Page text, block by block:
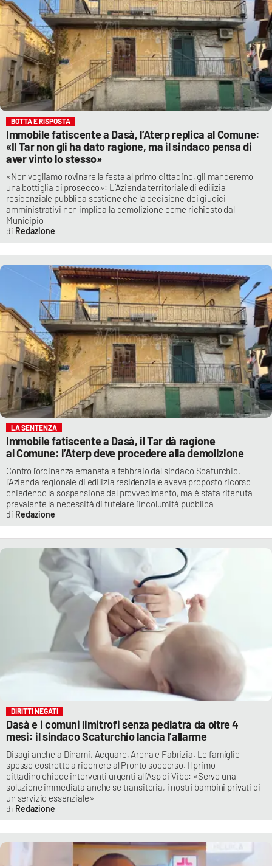
BOTTA E RISPOSTA
Immobile fatiscente a Dasà, l’Aterp replica al Comune:
«Il Tar non gli ha dato ragione, ma il sindaco pensa di
aver vinto lo stesso»
«Non vogliamo rovinare la festa al primo cittadino, gli manderemo
una bottiglia di prosecco»: L’Azienda territoriale di edilizia
residenziale pubblica sostiene che la decisione dei giudici
amministrativi non implica la demolizione come richiesto dal
Municipio
Redazione
LA SENTENZA
Immobile fatiscente a Dasà, il Tar dà ragione
al Comune: l’Aterp deve procedere alla demolizione
Contro l’ordinanza emanata a febbraio dal sindaco Scaturchio,
l’Azienda regionale di edilizia residenziale aveva proposto ricorso
chiedendo la sospensione del provvedimento, ma è stata ritenuta
prevalente la necessità di tutelare l’incolumità pubblica
Redazione
DIRITTI NEGATI
Dasà e i comuni limitrofi senza pediatra da oltre 4
mesi: il sindaco Scaturchio lancia l’allarme
Disagi anche a Dinami, Acquaro, Arena e Fabrizia. Le famiglie
spesso costrette a ricorrere al Pronto soccorso. Il primo
cittadino chiede interventi urgenti all’Asp di Vibo: «Serve una
soluzione immediata anche se transitoria, i nostri bambini privati di
un servizio essenziale»
Redazione